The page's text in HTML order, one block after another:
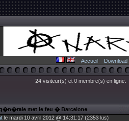
Accueil Download
24 visiteur(s) et 0 membre(s) en ligne.
met le feu � Barcelone
le mardi 10 avril 2012 @ 14:31:17 (2353 lus)